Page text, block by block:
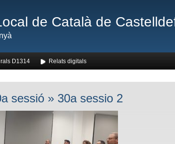
de Català de
D1314 Relats digitals
sessió» 30a sessio 2